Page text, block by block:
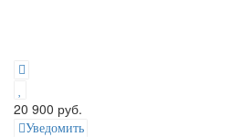
20 900 руб.
Уведомить